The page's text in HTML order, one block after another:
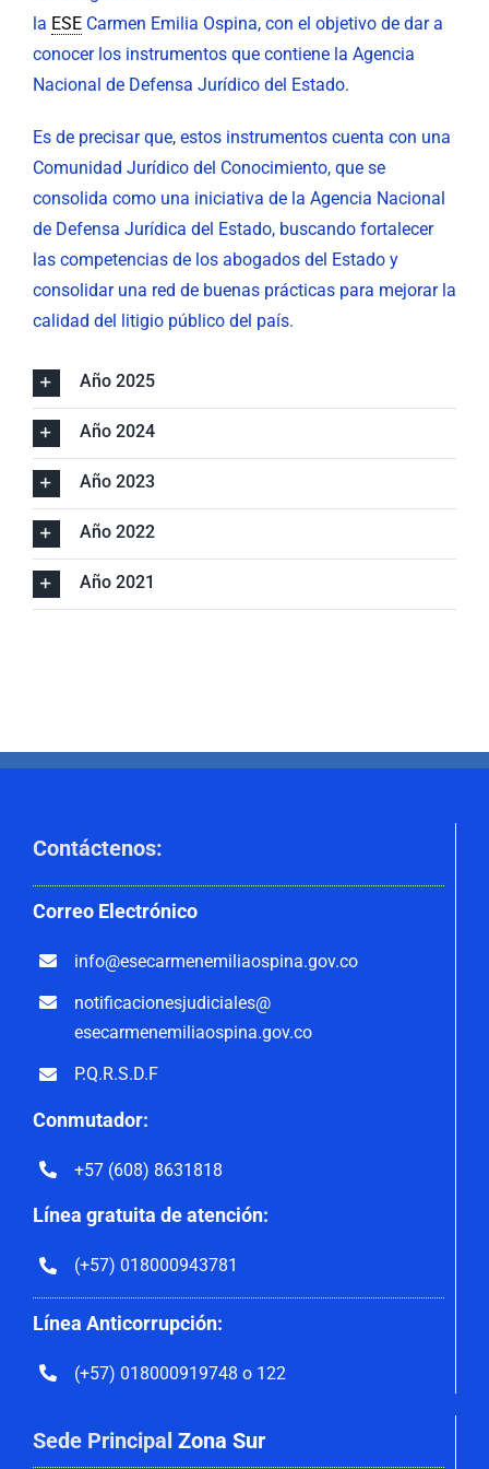
la ESECarmen Emilia Ospina, con el objetivo de dar a
conocer los instrumentos que contiene la Agencia
Nacional de Defensa Jurídico del Estado.
Es de precisar que, estos instrumentos cuenta con una
Comunidad Jurídico del Conocimiento, que se
consolida como una iniciativa de la Agencia Nacional
de Defensa Jurídica del Estado, buscando fortalecer
las competencias de los abogados del Estado y
consolidar una red de buenas prácticas para mejorar la
calidad del litigio público del país.
Año 2025
Año 2024
Año 2023
Año 2022
Año 2021
Contáctenos:
Correo Electrónico
info@esecarmenemiliaospina.gov.co
notificacionesjudiciales@
esecarmenemiliaospina.gov.co
P.Q.R.S.D.F
Conmutador:
+57 (608) 8631818
Línea gratuita de atención:
(+57) 018000943781
Línea Anticorrupción:
(+57) 018000919748 o 122
Sede Principal Zona Sur